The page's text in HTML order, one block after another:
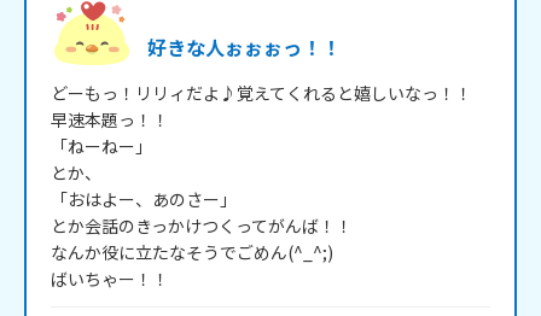
好きな人ぉぉぉっ！！
どーもっ！リリィだよ♪覚えてくれると嬉しいなっ！！
早速本題っ！！
「ねーねー」
とか、
「おはよー、あのさー」
とか会話のきっかけつくってがんば！！
なんか役に立たなそうでごめん(^_^;)
ばいちゃー！！